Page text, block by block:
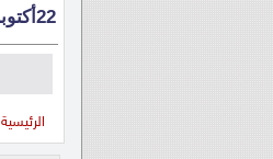
22أكتوبر ضمن منافسات الجولة الثالثة من دوري أبطال آسيا 2.
الرئيسية